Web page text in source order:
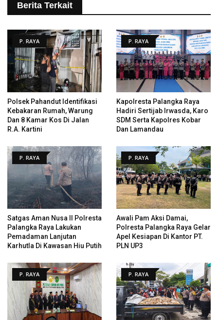
Berita Terkait
P. RAYA
Polsek Pahandut Identifikasi
Kebakaran Rumah, Warung
Dan 8 Kamar Kos Di Jalan
R.A. Kartini
P. RAYA
Kapolresta Palangka Raya
Hadiri Sertijab Irwasda, Karo
SDM Serta Kapolres Kobar
Dan Lamandau
P. RAYA
Satgas Aman Nusa II Polresta
Palangka Raya Lakukan
Pemadaman Lanjutan
Karhutla Di Kawasan Hiu Putih
P. RAYA
Awali Pam Aksi Damai,
Polresta Palangka Raya Gelar
Apel Kesiapan Di Kantor PT.
PLN UP3
P. RAYA P. RAYA